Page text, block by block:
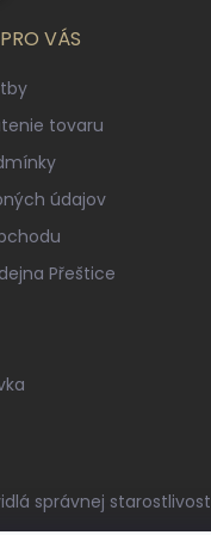
VÁS
tovaru
údajov
Přeštice
správnej